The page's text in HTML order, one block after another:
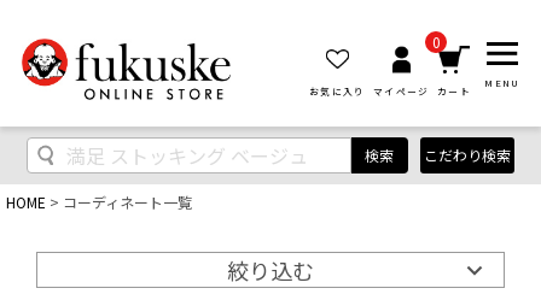
お気に入り マイページ
0
カート
MENU
検索 こだわり検索
HOME コーディネート一覧
絞り込む